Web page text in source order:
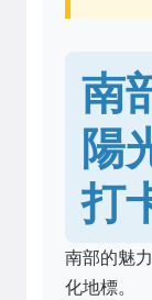
南
陽
打
南部的魅
化地標。